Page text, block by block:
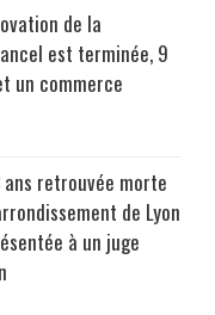
de la
est terminée, 9
un commerce
retrouvée morte
de Lyon
à un juge